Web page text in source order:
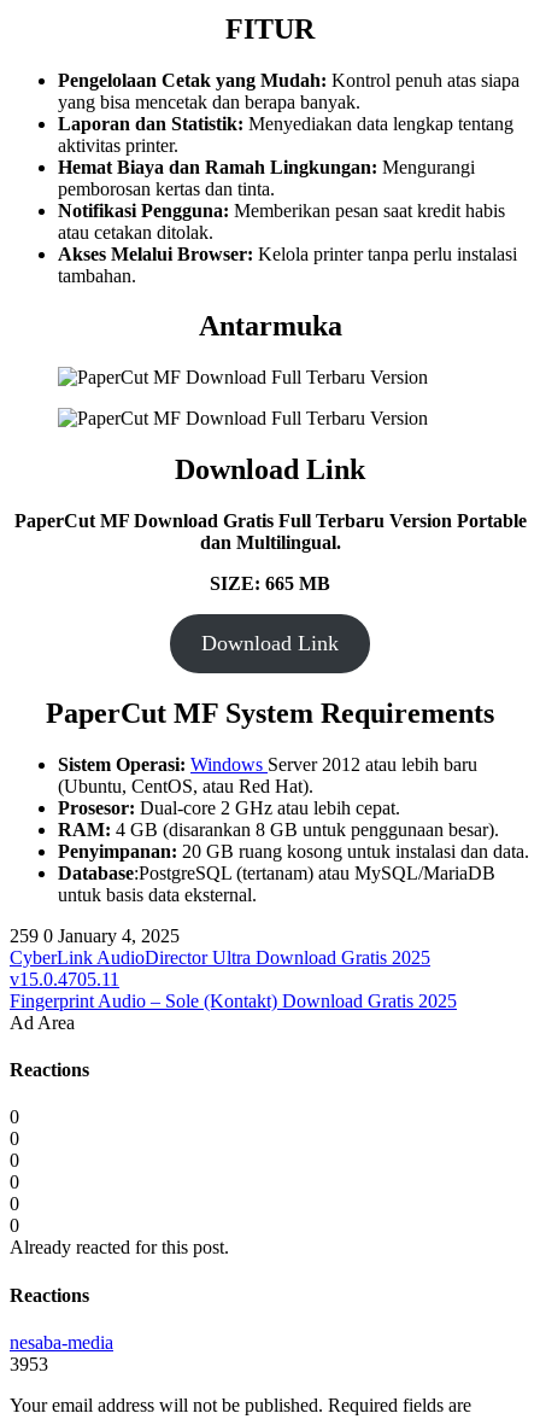
FITUR
Pengelolaan Cetak yang Mudah: Kontrol penuh atas siapa
yang bisa mencetak dan berapa banyak.
Laporan dan Statistik: Menyediakan data lengkap tentang
aktivitas printer.
Hemat Biaya dan Ramah Lingkungan: Mengurangi
pemborosan kertas dan tinta.
Notifikasi Pengguna: Memberikan pesan saat kredit habis
atau cetakan ditolak.
Akses Melalui Browser: Kelola printer tanpa perlu instalasi
tambahan.
Antarmuka
Download Link
PaperCut MF Download Gratis Full Terbaru Version Portable
dan Multilingual.
SIZE: 665 MB
Download Link
PaperCut MF System Requirements
Sistem Operasi: Windows Server 2012 atau lebih baru
(Ubuntu, CentOS, atau Red Hat).
Prosesor: Dual-core 2 GHz atau lebih cepat.
RAM: 4 GB (disarankan 8 GB untuk penggunaan besar).
Penyimpanan: 20 GB ruang kosong untuk instalasi dan data.
Database:PostgreSQL (tertanam) atau MySQL/MariaDB
untuk basis data eksternal.
259 0 January 4, 2025
CyberLink AudioDirector Ultra Download Gratis 2025
v15.0.4705.11
Fingerprint Audio – Sole (Kontakt) Download Gratis 2025
Ad Area
Reactions
0
0
0
0
0
0
Already reacted for this post.
Reactions
nesaba-media
3953
Your email address will not be published. Required fields are